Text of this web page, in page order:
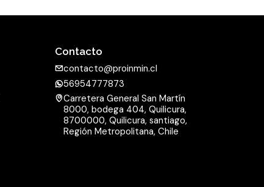
Contacto
contacto@proinmin.cl
56954777873
Carretera General San Martín
8000, bodega 404, Quilicura,
8700000, Quilicura, santiago,
Región Metropolitana, Chile